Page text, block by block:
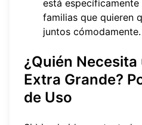
está
familias que quieren
juntos cómodamente.
¿Quién Necesita
Extra Grande?
de Uso